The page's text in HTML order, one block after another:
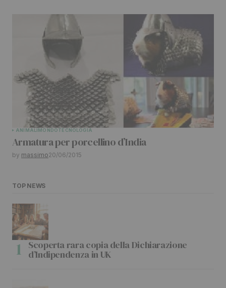
ANIMALIMONDOTECNOLOGIA
Armatura per porcellino d’India
by massimo20/06/2015
TOP NEWS
Scoperta rara copia della Dichiarazione
d’Indipendenza in UK